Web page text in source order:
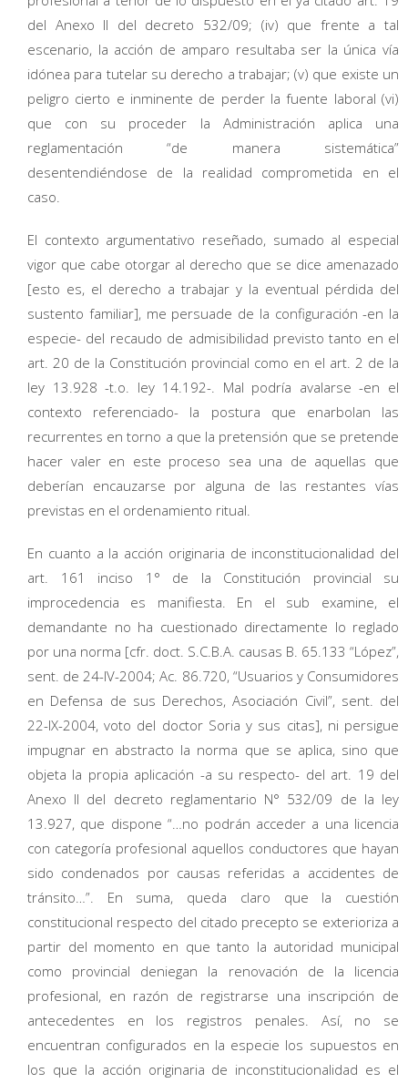
del Anexo II del decreto 532/09; (iv) que frente a tal
escenario, la acción de amparo resultaba ser la única vía
idónea para tutelar su derecho a trabajar; (v) que existe un
peligro cierto e inminente de perder la fuente laboral (vi)
que con su proceder la Administración aplica una
reglamentación “de manera sistemática”
desentendiéndose de la realidad comprometida en el
caso.
El contexto argumentativo reseñado, sumado al especial
vigor que cabe otorgar al derecho que se dice amenazado
[esto es, el derecho a trabajar y la eventual pérdida del
sustento familiar], me persuade de la configuración -en la
especie- del recaudo de admisibilidad previsto tanto en el
art. 20 de la Constitución provincial como en el art. 2 de la
ley 13.928 -t.o. ley 14.192-. Mal podría avalarse -en el
contexto referenciado- la postura que enarbolan las
recurrentes en torno a que la pretensión que se pretende
hacer valer en este proceso sea una de aquellas que
deberían encauzarse por alguna de las restantes vías
previstas en el ordenamiento ritual.
En cuanto a la acción originaria de inconstitucionalidad del
art. 161 inciso 1° de la Constitución provincial su
improcedencia es manifiesta. En el sub examine, el
demandante no ha cuestionado directamente lo reglado
por una norma [cfr. doct. S.C.B.A. causas B. 65.133 “López”,
sent. de 24-IV-2004; Ac. 86.720, “Usuarios y Consumidores
en Defensa de sus Derechos, Asociación Civil”, sent. del
22-IX-2004, voto del doctor Soria y sus citas], ni persigue
impugnar en abstracto la norma que se aplica, sino que
objeta la propia aplicación -a su respecto- del art. 19 del
Anexo II del decreto reglamentario N° 532/09 de la ley
13.927, que dispone “…no podrán acceder a una licencia
con categoría profesional aquellos conductores que hayan
sido condenados por causas referidas a accidentes de
tránsito…”. En suma, queda claro que la cuestión
constitucional respecto del citado precepto se exterioriza a
partir del momento en que tanto la autoridad municipal
como provincial deniegan la renovación de la licencia
profesional, en razón de registrarse una inscripción de
antecedentes en los registros penales. Así, no se
encuentran configurados en la especie los supuestos en
los que la acción originaria de inconstitucionalidad es el